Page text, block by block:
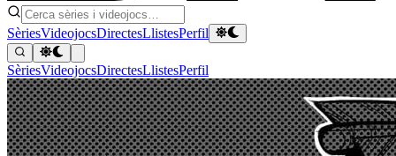
SèriesVideojocsDirectesLlistesPerfil
SèriesVideojocsDirectesLlistesPerfil